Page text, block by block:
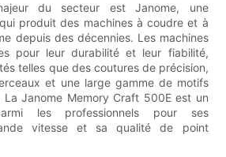
du secteur est Janome, une
produit des machines à coudre et à
depuis des décennies. Les machines
pour leur durabilité et leur fiabilité,
telles que des coutures de précision,
et une large gamme de motifs
Janome Memory Craft 500E est un
les professionnels pour ses
vitesse et sa qualité de point